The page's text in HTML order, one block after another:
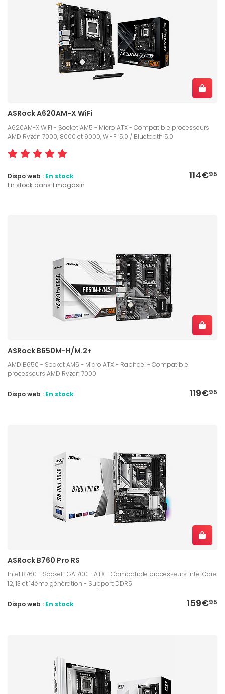
ASRock A620AM-X WiFi
A620AM-X WiFi - Socket AM5 - Micro ATX - Compatible processeurs
AMD Ryzen 7000, 8000 et 9000, Wi-Fi 5.0 / Bluetooth 5.0
114€95
Dispo web : En stock
En stock dans 1 magasin
ASRock B650M-H/M.2+
AMD B650 - Socket AM5 - Micro ATX - Raphael - Compatible
processeurs AMD Ryzen 7000
119€95
Dispo web : En stock
ASRock B760 Pro RS
Intel B760 - Socket LGA1700 - ATX - Compatible processeurs Intel Core
12, 13 et 14ème génération - Support DDR5
159€95
Dispo web : En stock